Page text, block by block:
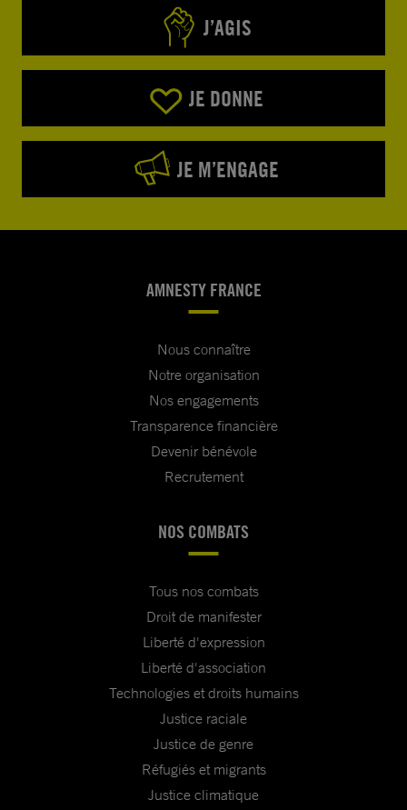
J’AGIS
JE DONNE
JE M’ENGAGE
AMNESTY FRANCE
Nous connaître
Notre organisation
Nos engagements
Transparence financière
Devenir bénévole
Recrutement
NOS COMBATS
Tous nos combats
Droit de manifester
Liberté d'expression
Liberté d'association
Technologies et droits humains
Justice raciale
Justice de genre
Réfugiés et migrants
Justice climatique